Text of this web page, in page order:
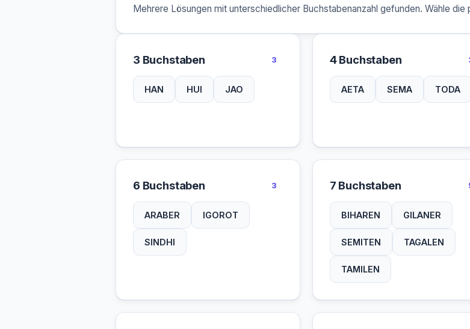
Mehrere Lösungen mit unterschiedlicher Buchstabenanzahl gefunden. Wähle
3 Buchstaben 3
HAN HUI JAO
4 Buchstaben
AETA SEMA TODA
6 Buchstaben 3
ARABER IGOROT
SINDHI
7 Buchstaben
BIHAREN GILANER
SEMITEN TAGALEN
TAMILEN